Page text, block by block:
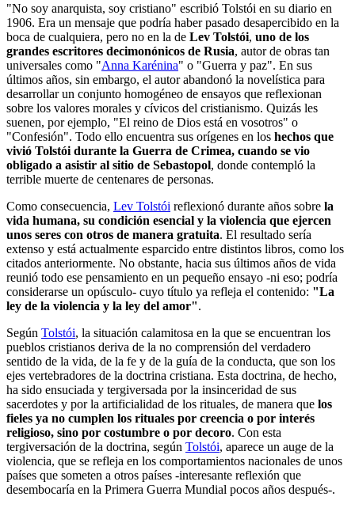
"No soy anarquista, soy cristiano" escribió Tolstói en su diario en
1906. Era un mensaje que podría haber pasado desapercibido en la
boca de cualquiera, pero no en la de Lev Tolstói, uno de los
grandes escritores decimonónicos de Rusia, autor de obras tan
universales como "Anna Karénina" o "Guerra y paz". En sus
últimos años, sin embargo, el autor abandonó la novelística para
desarrollar un conjunto homogéneo de ensayos que reflexionan
sobre los valores morales y cívicos del cristianismo. Quizás les
suenen, por ejemplo, "El reino de Dios está en vosotros" o
"Confesión". Todo ello encuentra sus orígenes en los hechos que
vivió Tolstói durante la Guerra de Crimea, cuando se vio
obligado a asistir al sitio de Sebastopol, donde contempló la
terrible muerte de centenares de personas.
Como consecuencia, Lev Tolstói reflexionó durante años sobre la
vida humana, su condición esencial y la violencia que ejercen
unos seres con otros de manera gratuita. El resultado sería
extenso y está actualmente esparcido entre distintos libros, como los
citados anteriormente. No obstante, hacia sus últimos años de vida
reunió todo ese pensamiento en un pequeño ensayo -ni eso; podría
considerarse un opúsculo- cuyo título ya refleja el contenido: "La
ley de la violencia y la ley del amor".
Según Tolstói, la situación calamitosa en la que se encuentran los
pueblos cristianos deriva de la no comprensión del verdadero
sentido de la vida, de la fe y de la guía de la conducta, que son los
ejes vertebradores de la doctrina cristiana. Esta doctrina, de hecho,
ha sido ensuciada y tergiversada por la insinceridad de sus
sacerdotes y por la artificialidad de los rituales, de manera que los
fieles ya no cumplen los rituales por creencia o por interés
religioso, sino por costumbre o por decoro. Con esta
tergiversación de la doctrina, según Tolstói, aparece un auge de la
violencia, que se refleja en los comportamientos nacionales de unos
países que someten a otros países -interesante reflexión que
desembocaría en la Primera Guerra Mundial pocos años después-.